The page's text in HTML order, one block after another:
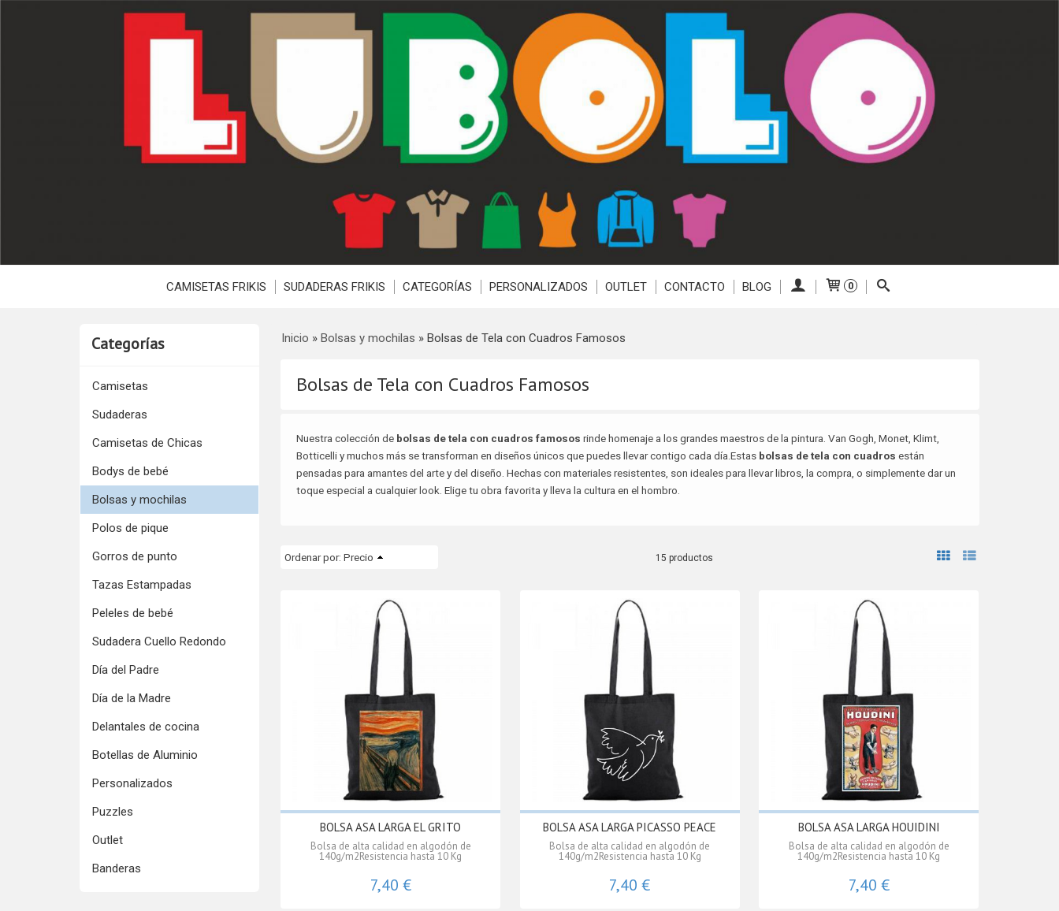
CAMISETAS FRIKIS SUDADERAS FRIKIS CATEGORÍAS PERSONALIZADOS OUTLET CONTACTO BLOG 0
Categorías
Camisetas
Sudaderas
Camisetas de Chicas
Bodys de bebé
Bolsas y mochilas
Polos de pique
Gorros de punto
Tazas Estampadas
Peleles de bebé
Sudadera Cuello Redondo
Día del Padre
Día de la Madre
Delantales de cocina
Botellas de Aluminio
Personalizados
Puzzles
Outlet
Banderas
Inicio » Bolsas y mochilas » Bolsas de Tela con Cuadros Famosos
Bolsas de Tela con Cuadros Famosos
Nuestra colección de bolsas de tela con cuadros famosos rinde homenaje a los grandes maestros de la pintura. Van Gogh, Monet, Klimt,
Botticelli y muchos más se transforman en diseños únicos que puedes llevar contigo cada día.Estas bolsas de tela con cuadros están
pensadas para amantes del arte y del diseño. Hechas con materiales resistentes, son ideales para llevar libros, la compra, o simplemente dar un
toque especial a cualquier look. Elige tu obra favorita y lleva la cultura en el hombro.
Ordenar por: Precio 15 productos
BOLSA ASA LARGA EL GRITO
Bolsa de alta calidad en algodón de
140g/m2Resistencia hasta 10 Kg
7,40 €
BOLSA ASA LARGA PICASSO PEACE
Bolsa de alta calidad en algodón de
140g/m2Resistencia hasta 10 Kg
7,40 €
BOLSA ASA LARGA HOUIDINI
Bolsa de alta calidad en algodón de
140g/m2Resistencia hasta 10 Kg
7,40 €